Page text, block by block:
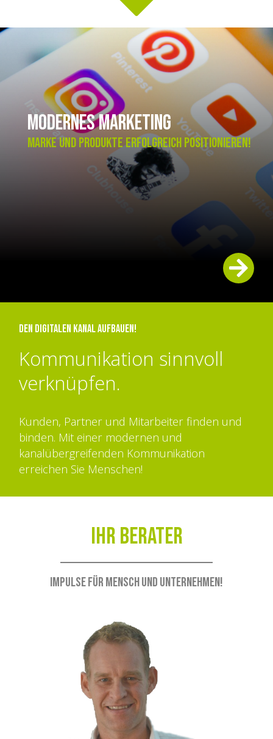
modernes Marketing
Marke und Produkte erfolgreich positionieren!
Den digitalen Kanal aufbauen!
Kommunikation sinnvoll
verknüpfen.
Kunden, Partner und Mitarbeiter finden und
binden. Mit einer modernen und
kanalübergreifenden Kommunikation
erreichen Sie Menschen!
Ihr Berater
Impulse für Mensch und Unternehmen!